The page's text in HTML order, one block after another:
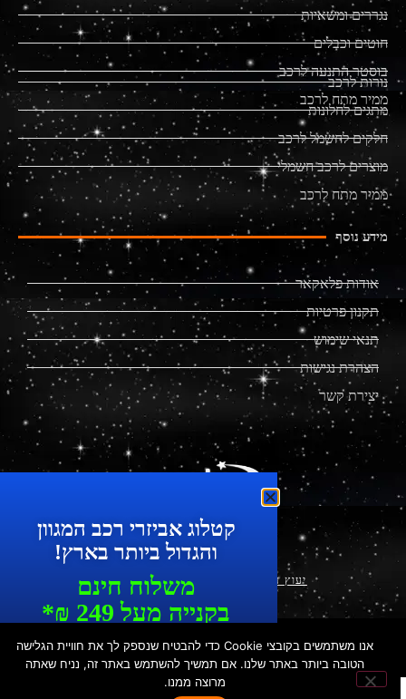
נגררים ומשאיות
חוטים וכבלים
בוסטר התנעה לרכב
ממיר מתח לרכב
נורות לרכב
מתגים לחלונות
חלקים לחשמל לרכב
מוצרים לרכב חשמלי
ממיר מתח לרכב
מידע נוסף
אודות פלאקאר
תקנון פרטיות
תנאי שימוש
הצהרת נגישות
יצירת קשר
מוצרים מתקדמים לרכב
יעוץ עסקי ושיווק דיגיטלי|עיצוב ופיתוח
© כ
​ל הזכויות שמורות לפלאקאר | הכישור 49, חולון | טל': 073-
7287550 | נייד: 052-3376032
אנו משתמשים בקובצי Cookie כדי להבטיח שנספק לך את חוויית הגלישה
הטובה ביותר באתר שלנו. אם תמשיך להשתמש באתר זה, נניח שאתה
מרוצה ממנו.
קטלוג אביזרי רכב המגוון
והגדול ביותר בארץ!
משלוח חינם
בקנייה מעל 249 ₪*
כל המוצרים ניתנים לאיסוף עצמי